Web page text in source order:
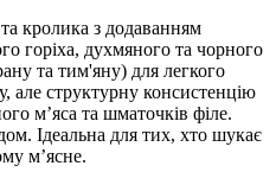
кролика з додаванням
горіха, духмяного та чорного
та тим'яну) для легкого
але структурну консистенцію
м’яса та шматочків філе.
Ідеальна для тих, хто шукає
м’ясне.